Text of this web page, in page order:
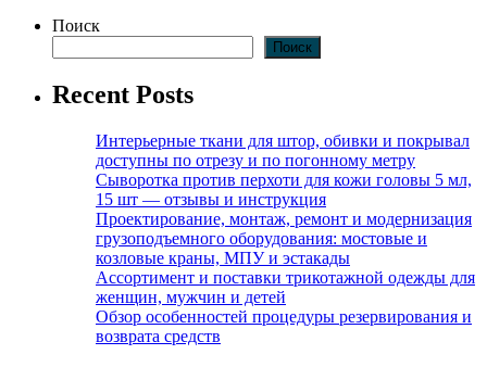
Поиск
Поиск
Recent Posts
Интерьерные ткани для штор, обивки и покрывал
доступны по отрезу и по погонному метру
Сыворотка против перхоти для кожи головы 5 мл,
15 шт — отзывы и инструкция
Проектирование, монтаж, ремонт и модернизация
грузоподъемного оборудования: мостовые и
козловые краны, МПУ и эстакады
Ассортимент и поставки трикотажной одежды для
женщин, мужчин и детей
Обзор особенностей процедуры резервирования и
возврата средств